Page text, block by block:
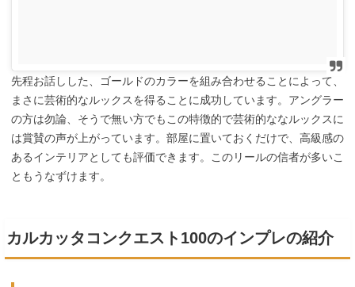
先程お話しした、ゴールドのカラーを組み合わせることによって、
まさに芸術的なルックスを得ることに成功しています。アングラー
の方は勿論、そうで無い方でもこの特徴的で芸術的ななルックスに
は賞賛の声が上がっています。部屋に置いておくだけで、高級感の
あるインテリアとしても評価できます。このリールの信者が多いこ
ともうなずけます。
カルカッタコンクエスト100のインプレの紹介